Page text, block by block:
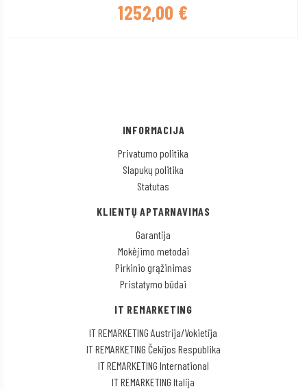
1252,00 €
INFORMACIJA
Privatumo politika
Slapukų politika
Statutas
KLIENTŲ APTARNAVIMAS
Garantija
Mokėjimo metodai
Pirkinio grąžinimas
Pristatymo būdai
IT REMARKETING
IT REMARKETING Austrija/Vokietija
IT REMARKETING Čekijos Respublika
IT REMARKETING International
IT REMARKETING Italija